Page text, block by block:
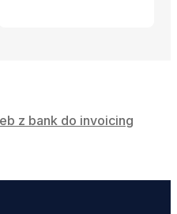
z bank do invoicing